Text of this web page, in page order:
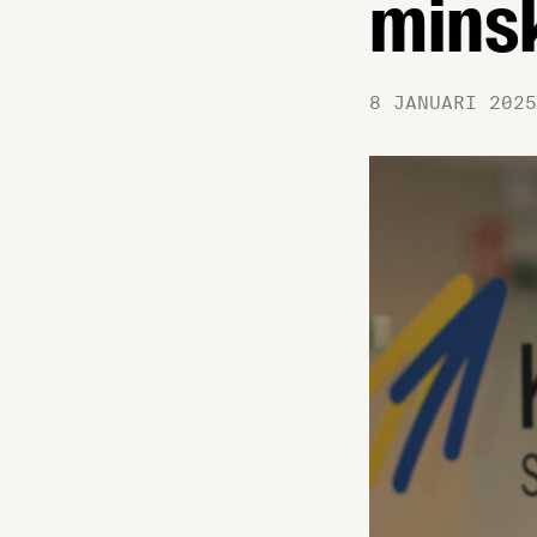
8 JANUARI 2025